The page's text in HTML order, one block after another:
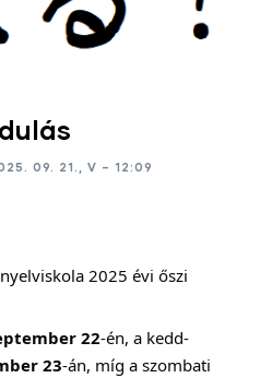
09. 21., V – 12:09
2025 évi őszi
22-én, a kedd-
23-án, míg a szombati